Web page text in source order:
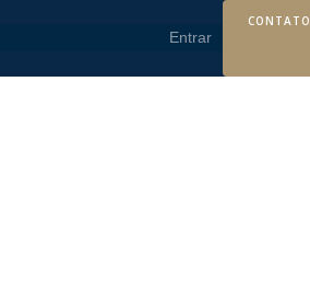
CONTATO